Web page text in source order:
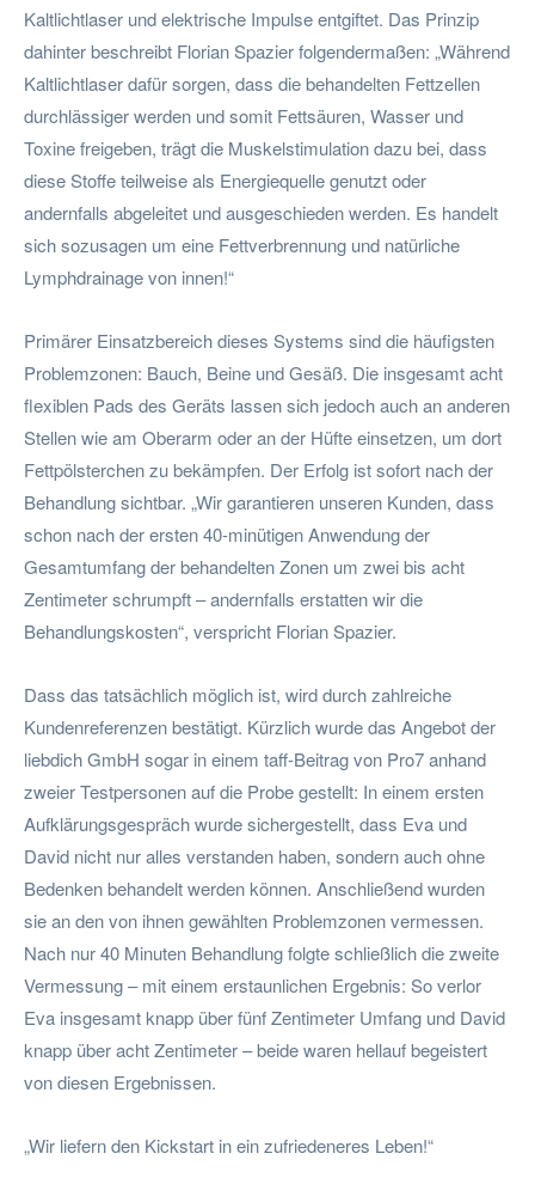
Kaltlichtlaser und elektrische Impulse entgiftet. Das Prinzip
dahinter beschreibt Florian Spazier folgendermaßen: „Während
Kaltlichtlaser dafür sorgen, dass die behandelten Fettzellen
durchlässiger werden und somit Fettsäuren, Wasser und
Toxine freigeben, trägt die Muskelstimulation dazu bei, dass
diese Stoffe teilweise als Energiequelle genutzt oder
andernfalls abgeleitet und ausgeschieden werden. Es handelt
sich sozusagen um eine Fettverbrennung und natürliche
Lymphdrainage von innen!“
Primärer Einsatzbereich dieses Systems sind die häufigsten
Problemzonen: Bauch, Beine und Gesäß. Die insgesamt acht
flexiblen Pads des Geräts lassen sich jedoch auch an anderen
Stellen wie am Oberarm oder an der Hüfte einsetzen, um dort
Fettpölsterchen zu bekämpfen. Der Erfolg ist sofort nach der
Behandlung sichtbar. „Wir garantieren unseren Kunden, dass
schon nach der ersten 40-minütigen Anwendung der
Gesamtumfang der behandelten Zonen um zwei bis acht
Zentimeter schrumpft – andernfalls erstatten wir die
Behandlungskosten“, verspricht Florian Spazier.
Dass das tatsächlich möglich ist, wird durch zahlreiche
Kundenreferenzen bestätigt. Kürzlich wurde das Angebot der
liebdich GmbH sogar in einem taff-Beitrag von Pro7 anhand
zweier Testpersonen auf die Probe gestellt: In einem ersten
Aufklärungsgespräch wurde sichergestellt, dass Eva und
David nicht nur alles verstanden haben, sondern auch ohne
Bedenken behandelt werden können. Anschließend wurden
sie an den von ihnen gewählten Problemzonen vermessen.
Nach nur 40 Minuten Behandlung folgte schließlich die zweite
Vermessung – mit einem erstaunlichen Ergebnis: So verlor
Eva insgesamt knapp über fünf Zentimeter Umfang und David
knapp über acht Zentimeter – beide waren hellauf begeistert
von diesen Ergebnissen.
„Wir liefern den Kickstart in ein zufriedeneres Leben!“